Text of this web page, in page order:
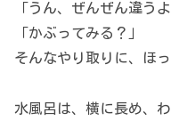
「うん、ぜんぜん違うよ
「かぶってみる？」
そんなやり取りに、ほっ
水風呂は、横に長め、わ